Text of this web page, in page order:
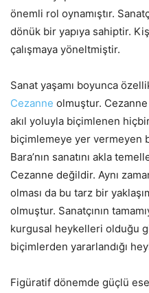
önemli rol oynamıştır.
dönük bir yapıya sahiptir.
çalışmaya yöneltmiştir.
Sanat yaşamı boyunca
Cezanne olmuştur. Cezanne
akıl yoluyla biçimlenen
biçimlemeye yer vermeyen
Bara’nın sanatını akla
Cezanne değildir. Aynı
olması da bu tarz bir
olmuştur. Sanatçının
kurgusal heykelleri olduğu
biçimlerden yararlandığı
Figüratif dönemde güçlü